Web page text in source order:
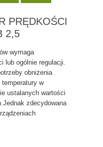
PRĘDKOŚCI
2,5
wymaga
lub ogólnie regulacji.
obniżenia
temperatury w
ustalanych wartości
zdecydowana